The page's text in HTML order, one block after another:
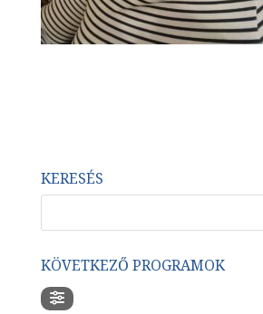
KERESÉS
KÖVETKEZŐ PROGRAMOK